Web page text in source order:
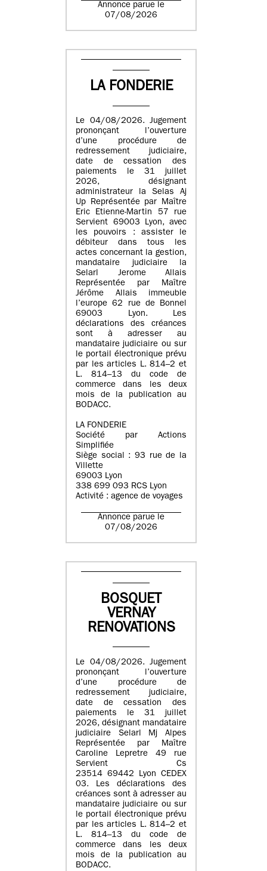
Annonce parue le
07/08/2026
LA FONDERIE
Le 04/08/2026. Jugement
prononçant l’ouverture
d’une procédure de
redressement judiciaire,
date de cessation des
paiements le 31 juillet
2026, désignant
administrateur la Selas Aj
Up Représentée par Maître
Eric Etienne-Martin 57 rue
Servient 69003 Lyon, avec
les pouvoirs : assister le
débiteur dans tous les
actes concernant la gestion,
mandataire judiciaire la
Selarl Jerome Allais
Représentée par Maître
Jérôme Allais immeuble
l’europe 62 rue de Bonnel
69003 Lyon. Les
déclarations des créances
sont à adresser au
mandataire judiciaire ou sur
le portail électronique prévu
par les articles L. 814–2 et
L. 814–13 du code de
commerce dans les deux
mois de la publication au
BODACC.
LA FONDERIE
Société par Actions
Simplifiée
Siège social : 93 rue de la
Villette
69003 Lyon
338 699 093 RCS Lyon
Activité : agence de voyages
Annonce parue le
07/08/2026
BOSQUET
VERNAY
RENOVATIONS
Le 04/08/2026. Jugement
prononçant l’ouverture
d’une procédure de
redressement judiciaire,
date de cessation des
paiements le 31 juillet
2026, désignant mandataire
judiciaire Selarl Mj Alpes
Représentée par Maître
Caroline Lepretre 49 rue
Servient Cs
23514 69442 Lyon CEDEX
03. Les déclarations des
créances sont à adresser au
mandataire judiciaire ou sur
le portail électronique prévu
par les articles L. 814–2 et
L. 814–13 du code de
commerce dans les deux
mois de la publication au
BODACC.